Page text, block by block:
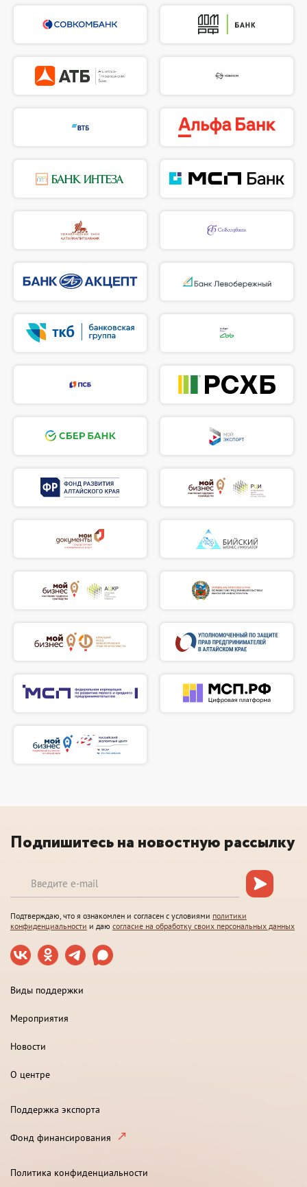
Подпишитесь на новостную рассылку
Подтверждаю, что я ознакомлен и согласен с условиями политики
конфиденциальности и даю согласие на обработку своих персональных данных
Виды поддержки
Мероприятия
Новости
О центре
Поддержка экспорта
Фонд финансирования
Политика конфиденциальности